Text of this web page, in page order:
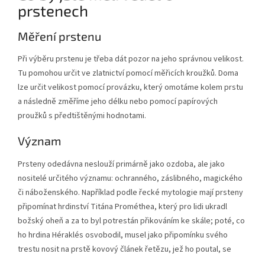
prstenech
Měření prstenu
Při výběru prstenu je třeba dát pozor na jeho správnou velikost.
Tu pomohou určit ve zlatnictví pomocí měřicích kroužků. Doma
lze určit velikost pomocí provázku, který omotáme kolem prstu
a následně změříme jeho délku nebo pomocí papírových
proužků s předtištěnými hodnotami.
Význam
Prsteny odedávna neslouží primárně jako ozdoba, ale jako
nositelé určitého významu: ochranného, záslibného, magického
či náboženského. Například podle řecké mytologie mají prsteny
připomínat hrdinství Titána Prométhea, který pro lidi ukradl
božský oheň a za to byl potrestán přikováním ke skále; poté, co
ho hrdina Héraklés osvobodil, musel jako připomínku svého
trestu nosit na prstě kovový článek řetězu, jež ho poutal, se